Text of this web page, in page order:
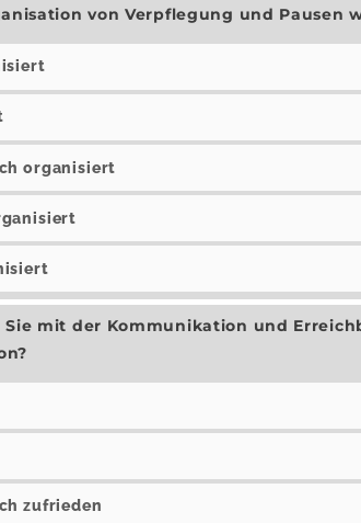
von Verpflegung und Pausen
organisiert
mit der Kommunikation und
zufrieden